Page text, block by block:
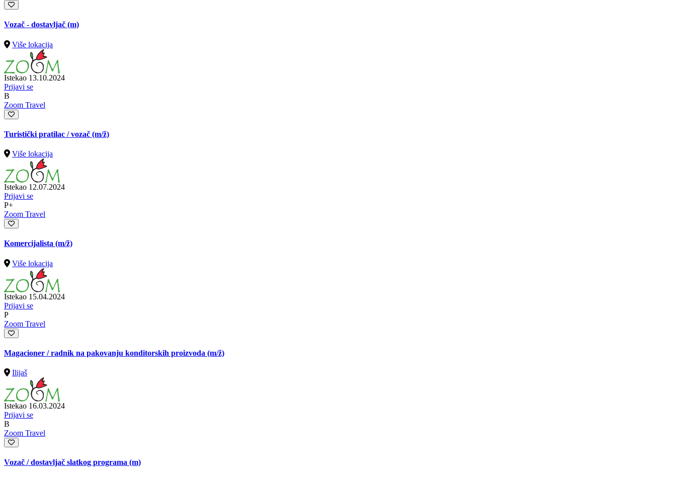
Vozač - dostavljač (m)
Više lokacija
Istekao 13.10.2024
Prijavi se
B
Zoom Travel
Turistički pratilac / vozač (m/ž)
Više lokacija
Istekao 12.07.2024
Prijavi se
P+
Zoom Travel
Komercijalista (m/ž)
Više lokacija
Istekao 15.04.2024
Prijavi se
P
Zoom Travel
Magacioner / radnik na pakovanju konditorskih proizvoda (m/ž)
Ilijaš
Istekao 16.03.2024
Prijavi se
B
Zoom Travel
Vozač / dostavljač slatkog programa (m)